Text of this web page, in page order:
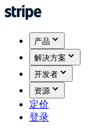
产品
解决方案
开发者
资源
定价
登录